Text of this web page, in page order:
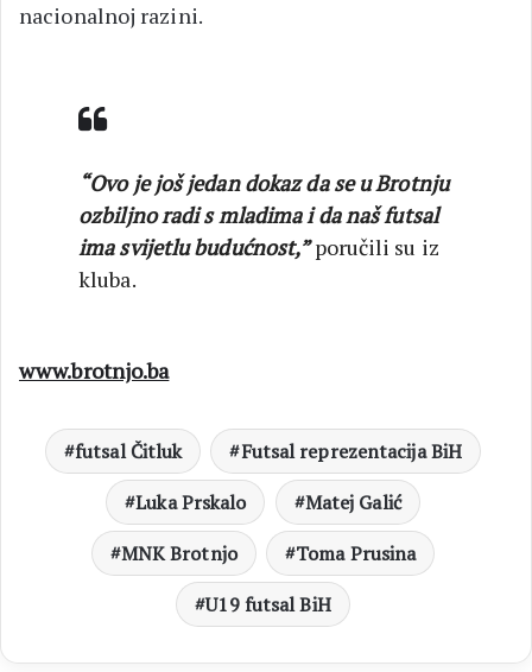
nacionalnoj razini.
“Ovo je još jedan dokaz da se u Brotnju
ozbiljno radi s mladima i da naš futsal
ima svijetlu budućnost,”poručili su iz
kluba.
www.brotnjo.ba
futsal Čitluk
Futsal reprezentacija BiH
Luka Prskalo
Matej Galić
MNK Brotnjo
Toma Prusina
U19 futsal BiH